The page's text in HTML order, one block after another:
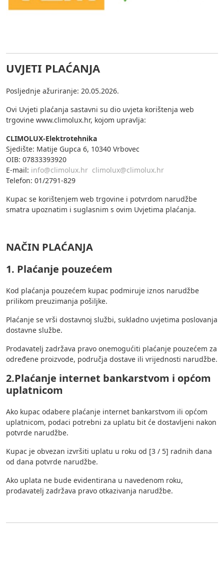
UVJETI PLAĆANJA
Posljednje ažuriranje: 20.05.2026.
Ovi Uvjeti plaćanja sastavni su dio uvjeta korištenja web
trgovine www.climolux.hr, kojom upravlja:
CLIMOLUX-Elektrotehnika
Sjedište: Matije Gupca 6, 10340 Vrbovec
OIB: 07833393920
E-mail: info@climolux.hr climolux@climolux.hr
Telefon: 01/2791-829
Kupac se korištenjem web trgovine i potvrdom narudžbe
smatra upoznatim i suglasnim s ovim Uvjetima plaćanja.
NAČIN PLAĆANJA
1. Plaćanje pouzećem
Kod plaćanja pouzećem kupac podmiruje iznos narudžbe
prilikom preuzimanja pošiljke.
Plaćanje se vrši dostavnoj službi, sukladno uvjetima poslovanja
dostavne službe.
Prodavatelj zadržava pravo onemogućiti plaćanje pouzećem za
određene proizvode, područja dostave ili vrijednosti narudžbe.
2.Plaćanje internet bankarstvom i općom
uplatnicom
Ako kupac odabere plaćanje internet bankarstvom ili općom
uplatnicom, podaci potrebni za uplatu bit će dostavljeni nakon
potvrde narudžbe.
Kupac je obvezan izvršiti uplatu u roku od [3 / 5] radnih dana
od dana potvrde narudžbe.
Ako uplata ne bude evidentirana u navedenom roku,
prodavatelj zadržava pravo otkazivanja narudžbe.